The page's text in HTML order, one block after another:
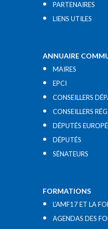
PARTENAIRES
LIENS UTILES​
ANNUAIRE
MAIRES
EPCI
CONSEILLERS
CONSEILLERS
DÉPUTÉS
DÉPUTÉS
SÉNATEURS
FORMATIONS
L’AMF17 ET LA
AGENDAS DES